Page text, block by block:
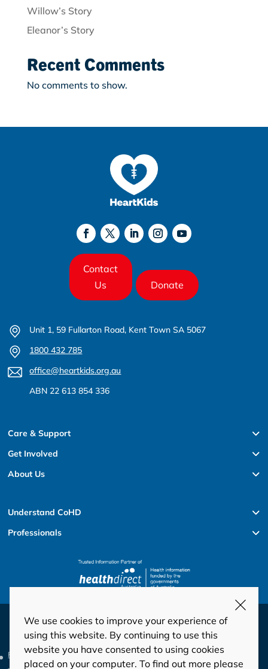
Willow’s Story
Eleanor’s Story
Recent Comments
No comments to show.
Contact
Us
Donate
Unit 1, 59 Fullarton Road, Kent Town SA 5067
1800 432 785
office@heartkids.org.au
ABN 22 613 854 336
Care & Support
Get Involved
About Us
Understand CoHD
Professionals
© Copyright 2026 HeartKids
Privacy Disclaimer Code of Conduct and Ethics
We use cookies to improve your experience of
using this website. By continuing to use this
website you have consented to using cookies
placed on your computer. To find out more please